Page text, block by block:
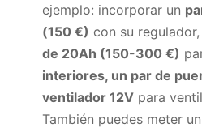
ejemplo: incorporar un
(150 €) con su regulador,
de 20Ah (150-300 €)
interiores, un par de
ventilador 12V para
También puedes meter un